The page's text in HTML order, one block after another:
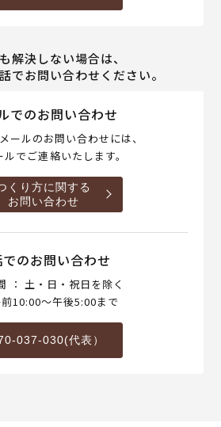
解決しない場合は、
でお問い合わせください。
でのお問い合わせ
ールのお問い合わせには、
ルでご連絡いたします。
くり方に関する
お問い合わせ
のお問い合わせ
： 土・日・祝日を除く
10:00～午後5:00まで
037-030(代表）